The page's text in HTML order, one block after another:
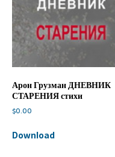
Арон Грузман ДНЕВНИК
СТАРЕНИЯ стихи
$0.00
Download